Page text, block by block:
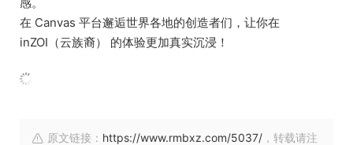
在 Canvas 平台邂逅世界各地的创造者们，让你在
inZOI（云族裔） 的体验更加真实沉浸！
原文链接： https://www.rmbxz.com/5037/ ，转载请注